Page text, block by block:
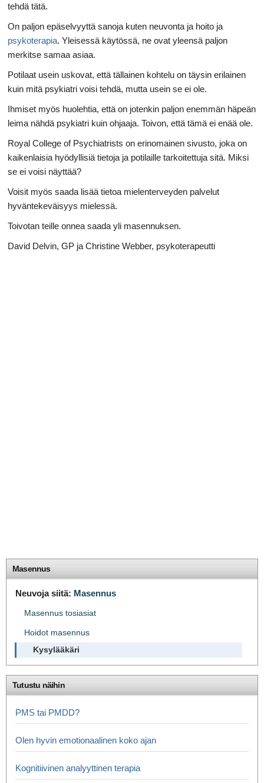
tehdä tätä.
On paljon epäselvyyttä sanoja kuten neuvonta ja hoito ja
psykoterapia. Yleisessä käytössä, ne ovat yleensä paljon
merkitse samaa asiaa.
Potilaat usein uskovat, että tällainen kohtelu on täysin erilainen
kuin mitä psykiatri voisi tehdä, mutta usein se ei ole.
Ihmiset myös huolehtia, että on jotenkin paljon enemmän häpeän
leima nähdä psykiatri kuin ohjaaja. Toivon, että tämä ei enää ole.
Royal College of Psychiatrists on erinomainen sivusto, joka on
kaikenlaisia ​​hyödyllisiä tietoja ja potilaille tarkoitettuja sitä. Miksi
se ei voisi näyttää?
Voisit myös saada lisää tietoa mielenterveyden palvelut
hyväntekeväisyys mielessä.
Toivotan teille onnea saada yli masennuksen.
David Delvin, GP ja Christine Webber, psykoterapeutti
Masennus
Neuvoja siitä: Masennus
Masennus tosiasiat
Hoidot masennus
Kysylääkäri
Tutustu näihin
PMS tai PMDD?
Olen hyvin emotionaalinen koko ajan
Kognitiivinen analyyttinen terapia